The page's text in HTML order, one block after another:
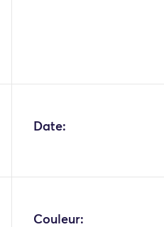
Date:
Couleur: